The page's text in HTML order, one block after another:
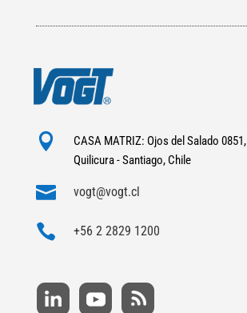

CASA MATRIZ: Ojos del Salado 0851,
Quilicura - Santiago, Chile
 vogt@vogt.cl
 +56 2 2829 1200